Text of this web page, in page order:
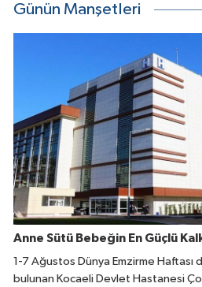
Günün Manşetleri
Anne Sütü Bebeğin En Güçlü
1-7 Ağustos Dünya Emzirme Haftası
bulunan Kocaeli Devlet Hastanesi